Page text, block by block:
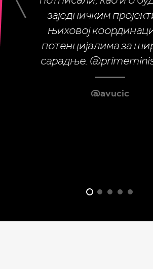
род.
@avucic
нашој, и ја сам им на
неба захвалан. ❤️
@avucic
заједничким
њиховој
потенцијалима за
сарадње.
@avucic